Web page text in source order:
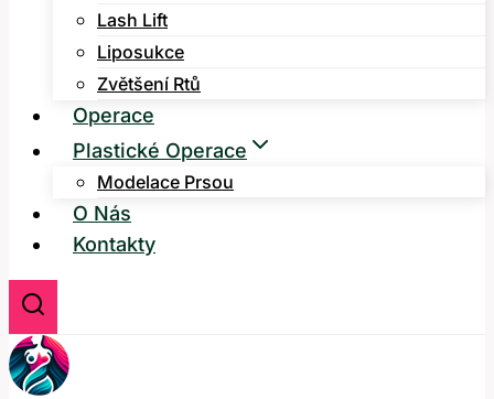
Lash Lift
Liposukce
Zvětšení Rtů
Operace
Plastické Operace
Modelace Prsou
O Nás
Kontakty